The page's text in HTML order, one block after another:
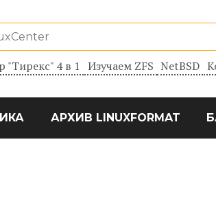
"Тирекс" 4 в 1 Изучаем ZFS NetBSD
АРХИВ LINUXFORMAT